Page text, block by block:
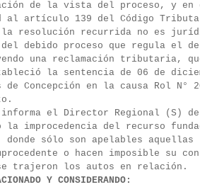
de la vista del proceso, y en
al artículo 139 del Código
la resolución recurrida no es
del debido proceso que regula el
una reclamación tributaria,
la sentencia de 06 de
de Concepción en la causa Rol N°
el Director Regional (S)
la improcedencia del recurso
sólo son apelables
o hacen imposible su
trajeron los autos en relación.
Y CONSIDERANDO: